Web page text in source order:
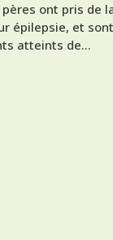
pères ont pris de
épilepsie, et
atteints de...